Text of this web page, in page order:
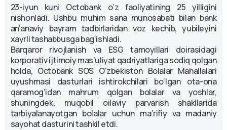
23-iyun kuni Octobank o‘z faoliyatining 25 yilligini
nishonladi. Ushbu muhim sana munosabati bilan bank
an’anaviy bayram tadbirlaridan voz kechib, yubileyini
xayrli tashabbusga bag‘ishladi.
Barqaror rivojlanish va ESG tamoyillari doirasidagi
korporativ ijtimoiy mas’uliyat qadriyatlariga sodiq qolgan
holda, Octobank SOS O‘zbekiston Bolalar Mahallalari
uyushmasi dasturlari ishtirokchilari bo‘lgan ota-ona
qaramog‘idan mahrum qolgan bolalar va yoshlar,
shuningdek, muqobil oilaviy parvarish shakllarida
tarbiyalanayotgan bolalar uchun ma’rifiy va madaniy
sayohat dasturini tashkil etdi.